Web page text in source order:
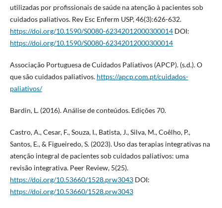
utilizadas por profissionais de saúde na atenção à pacientes sob
cuidados paliativos. Rev Esc Enferm USP, 46(3):626-632.
https://doi.org/10.1590/S0080-62342012000300014DOI:
https://doi.org/10.1590/S0080-62342012000300014
Associação Portuguesa de Cuidados Paliativos (APCP). (s.d.). O
que são cuidados paliativos. https://apcp.com.pt/cuidados-
paliativos/
Bardin, L. (2016). Análise de conteúdos. Edições 70.
Castro, A., Cesar, F., Souza, I., Batista, J., Silva, M., Coêlho, P.,
Santos, E., & Figueiredo, S. (2023). Uso das terapias integrativas na
atenção integral de pacientes sob cuidados paliativos: uma
revisão integrativa. Peer Review, 5(25).
https://doi.org/10.53660/1528.prw3043DOI:
https://doi.org/10.53660/1528.prw3043